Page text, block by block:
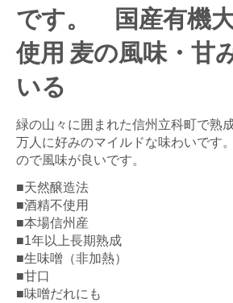
です。 国産有機
使用 麦の風味・甘
いる
緑の山々に囲まれた信州立科町で熟
万人に好みのマイルドな味わいです
ので風味が良いです。
■天然醸造法
■酒精不使用
■本場信州産
■1年以上長期熟成
■生味噌（非加熱）
■甘口
■味噌だれにも